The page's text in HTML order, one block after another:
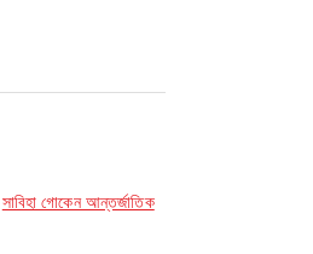
সাবিহা গোকেন আন্তর্জাতিক